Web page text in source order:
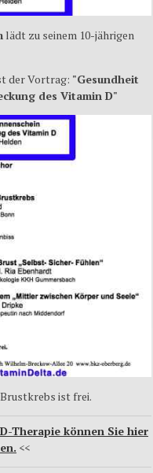
lädt zu seinem 10-jährigen
der Vortrag: "Gesundheit
des Vitamin D"
ist frei.
Therapie können Sie hier
<<